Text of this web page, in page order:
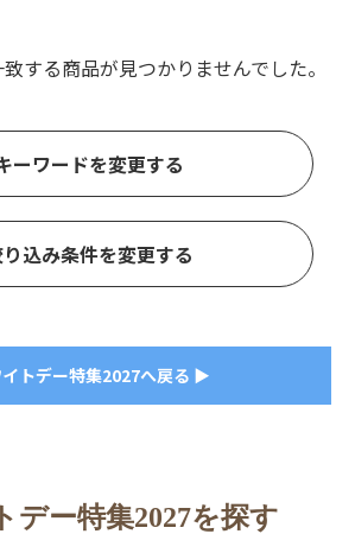
する商品が見つかりませんでした。
ーワードを変更する
込み条件を変更する
トデー特集2027へ戻る ▶
デー特集2027を探す